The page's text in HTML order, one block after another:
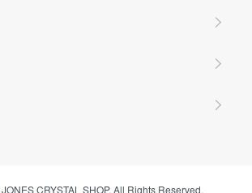
CRYSTAL SHOP. All Rights Reserved.